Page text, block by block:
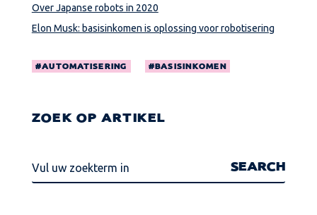
Over Japanse robots in 2020
Elon Musk: basisinkomen is oplossing voor robotisering
AUTOMATISERING BASISINKOMEN
ZOEK OP ARTIKEL